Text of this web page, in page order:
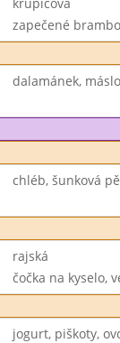
zapečené
dalamánek,
chléb, šunková
rajská
čočka na kyselo,
jogurt, piškoty,